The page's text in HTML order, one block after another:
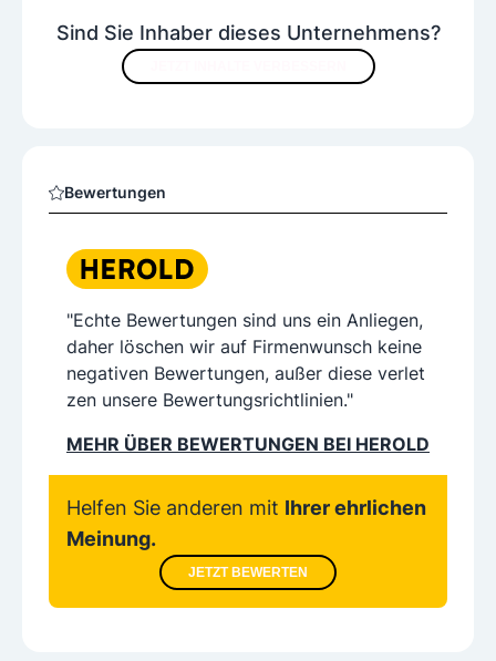
Sind Sie Inhaber dieses Unternehmens?
Bewertungen
"Echte Bewertungen sind uns ein Anliegen,
daher löschen wir auf Firmenwunsch keine
negativen Bewertungen, außer diese verlet
zen unsere Bewertungsrichtlinien."
MEHR ÜBER BEWERTUNGEN BEI HEROLD
Helfen Sie anderen mit Ihrer ehrlichen
Meinung.
JETZT BEWERTEN